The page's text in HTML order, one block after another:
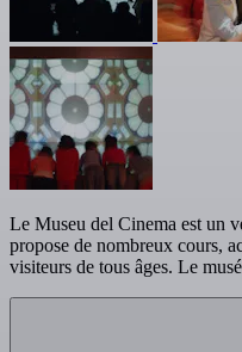
Le Museu del Cinema est un
propose de nombreux cours,
visiteurs de tous âges. Le